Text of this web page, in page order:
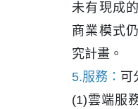
未有現成
商業模式
究計畫。
5.服務： 可
(1)雲端服